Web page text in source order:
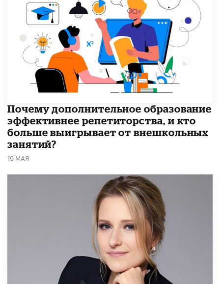
​Почему дополнительное образование
эффективнее репетиторства, и кто
больше выигрывает от внешкольных
занятий?
19 МАЯ